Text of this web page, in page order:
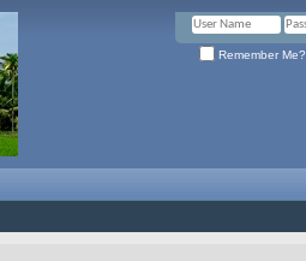
Remember Me?